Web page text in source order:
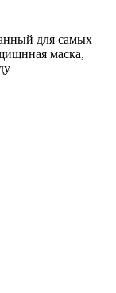
для самых
маска,